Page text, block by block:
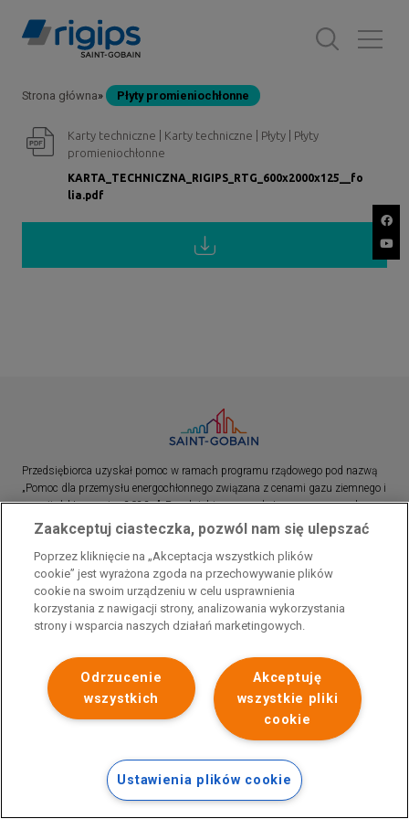
Ścieżka
nawigacyjna
Strona główna Płyty promieniochłonne
Karty techniczne | Karty techniczne | Płyty | Płyty
promieniochłonne
KARTA_TECHNICZNA_RIGIPS_RTG_600x2000x125__fo
lia.pdf
Polityka prywatności
Przedsiębiorca uzyskał pomoc w ramach programu rządowego pod nazwą
„Pomoc dla przemysłu energochłonnego związana z cenami gazu ziemnego i
energii elektrycznej w 2023 r.”. Przedsiębiorca uzyskał pomoc w ramach
programu rządowego pod nazwą: „Pomoc dla sektorów energochłonnych
związana z nagłymi wzrostami cen gazu ziemnego i energii elektrycznej w
2022 r.”
Zaakceptuj ciasteczka, pozwól nam się ulepszać
Poprzez kliknięcie na „Akceptacja wszystkich plików
cookie” jest wyrażona zgoda na przechowywanie plików
cookie na swoim urządzeniu w celu usprawnienia
korzystania z nawigacji strony, analizowania wykorzystania
strony i wsparcia naszych działań marketingowych.
Akceptuję
wszystkie pliki
cookie
Odrzucenie
wszystkich
Ustawienia plików cookie